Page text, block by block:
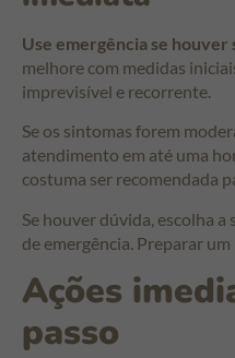
Use emergência se houver
melhore com medidas
imprevisível e recorrente.
Se os sintomas forem
atendimento em até uma
costuma ser recomendada
Se houver dúvida, escolha
de emergência. Preparar
Ações
passo